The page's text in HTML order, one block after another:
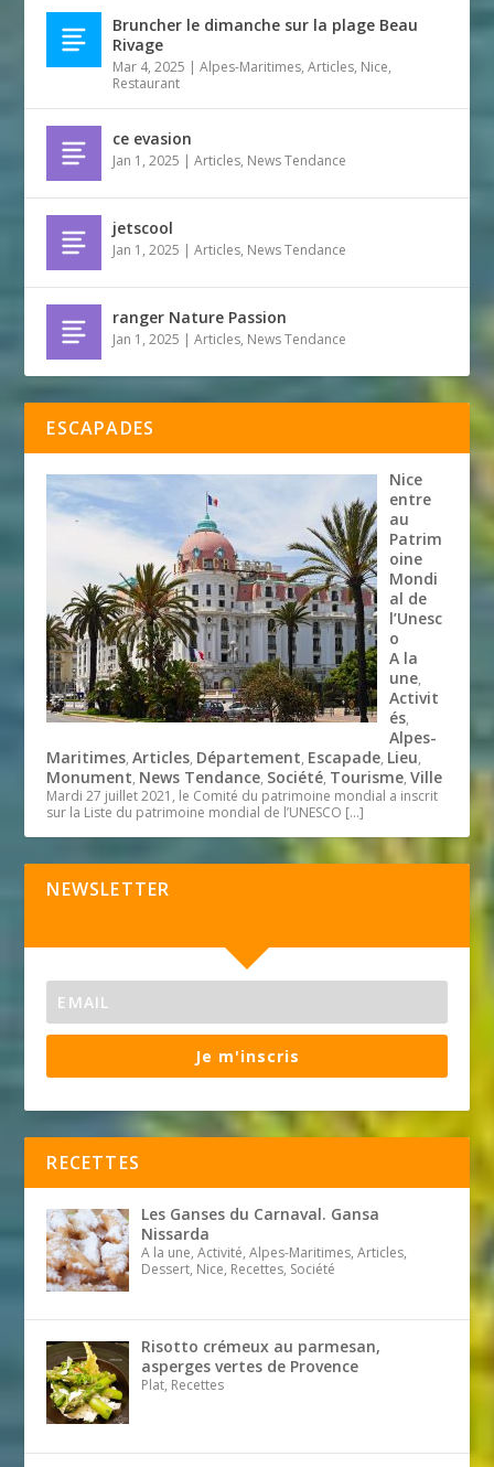
Bruncher le dimanche sur la plage Beau
Rivage
Mar 4, 2025 |Alpes-Maritimes,Articles, Nice,
Restaurant
ce evasion
Jan 1, 2025 |Articles, News Tendance
jetscool
Jan 1, 2025 |Articles, News Tendance
ranger Nature Passion
Jan 1, 2025 |Articles, News Tendance
ESCAPADES
Nice
entre
au
Patrim
oine
Mondi
al de
l’Unesc
o
A la
une,
Activit
és,
Alpes-
Maritimes,Articles, Département, Escapade, Lieu,
Monument, News Tendance, Société, Tourisme,Ville
Mardi 27 juillet 2021, le Comité du patrimoine mondial a inscrit
sur la Liste du patrimoine mondial de l’UNESCO […]
NEWSLETTER
Je m'inscris
RECETTES
Les Ganses du Carnaval. Gansa
Nissarda
A la une, Activité, Alpes-Maritimes, Articles,
Dessert, Nice, Recettes, Société
Risotto crémeux au parmesan,
asperges vertes de Provence
Plat, Recettes